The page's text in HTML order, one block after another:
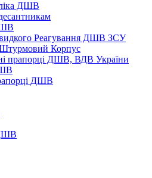
ДШВ
Реагування ДШВ ЗСУ
Корпус
прапорці ДШВ, ВДВ України
ДШВ